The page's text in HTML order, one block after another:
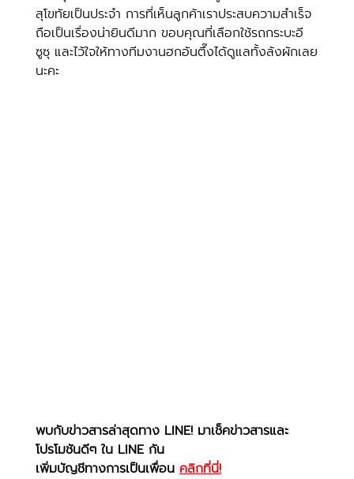
สุโขทัยเป็นประจำ การที่เห็นลูกค้าเราประสบความสำเร็จ
ถือเป็นเรื่องน่ายินดีมาก ขอบคุณที่เลือกใช้รถกระบะอี
ซูซุ และไว้ใจให้ทางทีมงานฮกอันตึ๊งได้ดูแลทั้งล้งผักเลย
นะคะ
พบกับข่าวสารล่าสุดทาง LINE! มาเช็คข่าวสารและ
โปรโมชันดีๆ ใน LINE กัน
เพิ่มบัญชีทางการเป็นเพื่อน คลิกที่นี่!